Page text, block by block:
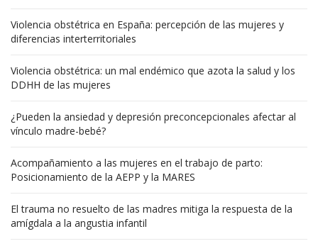
Violencia obstétrica en España: percepción de las mujeres y
diferencias interterritoriales
Violencia obstétrica: un mal endémico que azota la salud y los
DDHH de las mujeres
¿Pueden la ansiedad y depresión preconcepcionales afectar al
vínculo madre-bebé?
Acompañamiento a las mujeres en el trabajo de parto:
Posicionamiento de la AEPP y la MARES
El trauma no resuelto de las madres mitiga la respuesta de la
amígdala a la angustia infantil